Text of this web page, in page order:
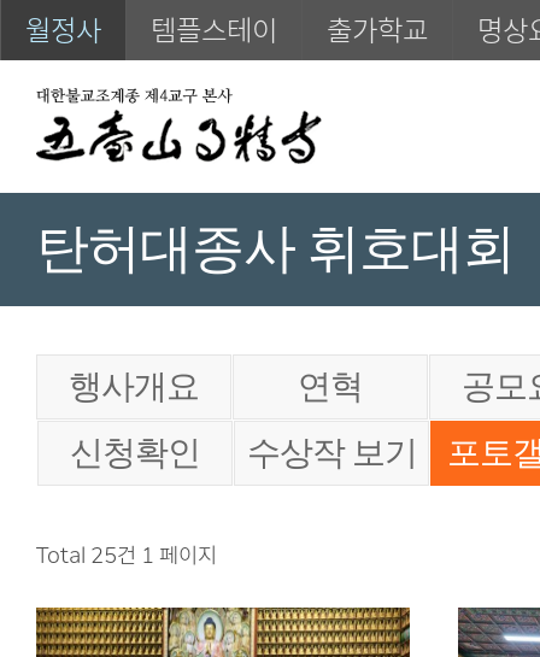
월정사 템플스테이 출가학교 명상
탄허대종사 휘호대회
행사개요 연혁
공모
신청확인
수상작 보기 포토
Total 25건 1 페이지